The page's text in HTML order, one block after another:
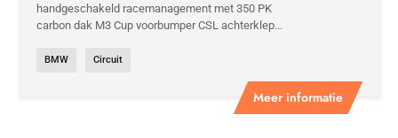
Meer informatie
handgeschakeld racemanagement met 350 PK
carbon dak M3 Cup voorbumper CSL achterklep...
BMW Circuit